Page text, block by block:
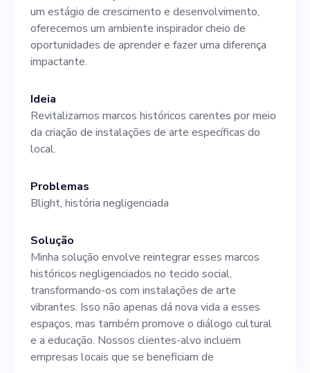
refletindo nosso
compromisso de criar
tecnologicamente
complexas. O House
Museum valoriza
funcionários que possam
entender e contribuir com
nosso objetivo claro:
revitalizar marcos históricos
específicos e interagir com
um número cada vez maior
de habitantes locais por
meio de nossas vibrantes
um estágio de crescimento e desenvolvimento,
oferecemos um ambiente inspirador cheio de
oportunidades de aprender e fazer uma diferença
impactante.
Ideia
Revitalizamos marcos históricos carentes por meio
da criação de instalações de arte específicas do
local.
Problemas
Blight, história negligenciada
Solução
Minha solução envolve reintegrar esses marcos
históricos negligenciados no tecido social,
transformando-os com instalações de arte
vibrantes. Isso não apenas dá nova vida a esses
espaços, mas também promove o diálogo cultural
e a educação. Nossos clientes-alvo incluem
empresas locais que se beneficiam de